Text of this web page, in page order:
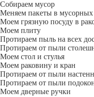
Собираем мусор
Меняем пакеты в мусорных
Моем грязную посуду в
Моем плиту
Протираем пыль на всех
Протираем от пыли
Моем стол и стулья
Моем раковину и кран
Протираем от пыли
Протираем от пыли
Моем дверные ручки